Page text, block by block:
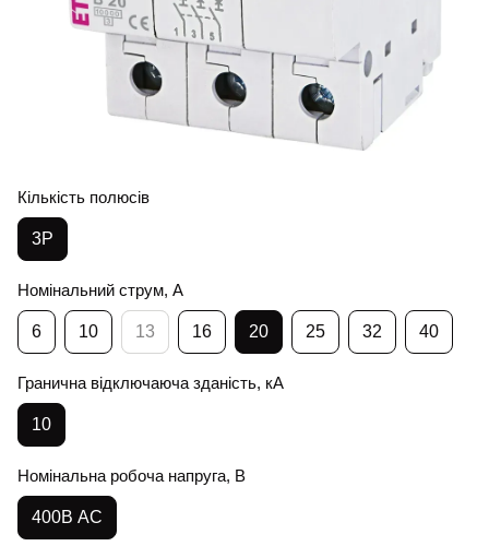
Кількість полюсів
3Р
Номінальний струм, А
6 10 13 16 20 25 32 40
Гранична відключаюча зданість, кА
10
Номінальна робоча напруга, В
400В АС